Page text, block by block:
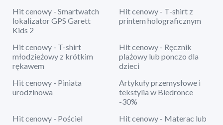
Hit cenowy - Smartwatch
lokalizator GPS Garett
Kids 2
Hit cenowy - T-shirt z
printem holograficznym
Hit cenowy - T-shirt
młodzieżowy z krótkim
rękawem
Hit cenowy - Ręcznik
plażowy lub ponczo dla
dzieci
Hit cenowy - Piniata
urodzinowa
Artykuły przemysłowe i
tekstylia w Biedronce
-30%
Hit cenowy - Pościel
Hit cenowy - Materac lub